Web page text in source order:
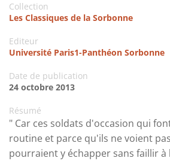
Collection
Les Classiques de la Sorbonne
Editeur
Université Paris1-Panthéon Sorbonne
Date de publication
24 octobre 2013
Résumé
" Car ces soldats d'occasion qui
routine et parce qu'ils ne voient
pourraient y échapper sans faillir